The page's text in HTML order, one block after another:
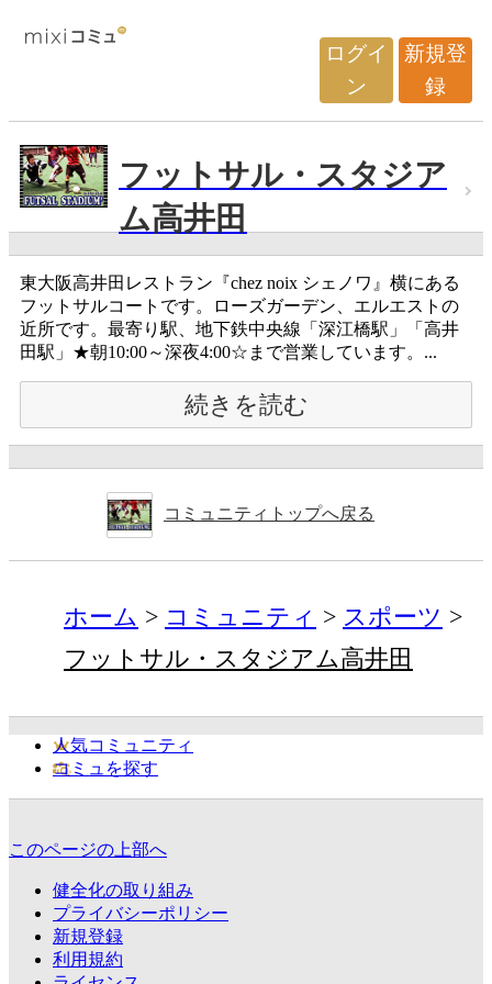
ログイ
ン
新規登
録
フットサル・スタジア
ム高井田
東大阪高井田レストラン『chez noix シェノワ』横にある
フットサルコートです。ローズガーデン、エルエストの
近所です。最寄り駅、地下鉄中央線「深江橋駅」「高井
田駅」★朝10:00～深夜4:00☆まで営業しています。...
続きを読む
コミュニティトップへ戻る
ホーム コミュニティ
スポーツ
フットサル・スタジアム高井田
人気コミュニティ
コミュを探す
このページの上部へ
健全化の取り組み
プライバシーポリシー
新規登録
利用規約